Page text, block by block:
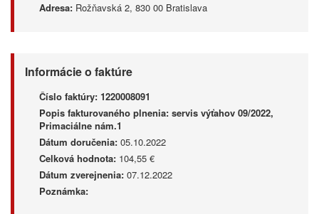
Adresa: Rožňavská 2, 830 00 Bratislava
Informácie o faktúre
Číslo faktúry: 1220008091
Popis fakturovaného plnenia: servis výťahov 09/2022,
Primaciálne nám.1
Dátum doručenia: 05.10.2022
Celková hodnota: 104,55 €
Dátum zverejnenia: 07.12.2022
Poznámka: